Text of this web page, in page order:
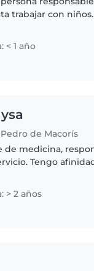
trabajar con
< 1 año
de Macorís
de medicina,
Tengo
> 2 años